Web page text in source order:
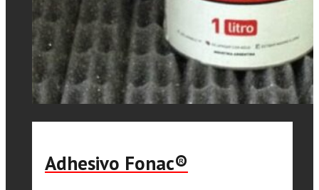
Adhesivo Fonac®️